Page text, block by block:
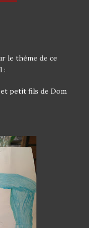
le thème de ce
:
et petit fils de Dom